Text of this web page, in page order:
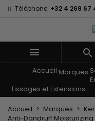
Téléphone: +32 4 269 67
 
Accueil Marques
Tissages et Extensions
Accueil Marques
Anti-Dandruff